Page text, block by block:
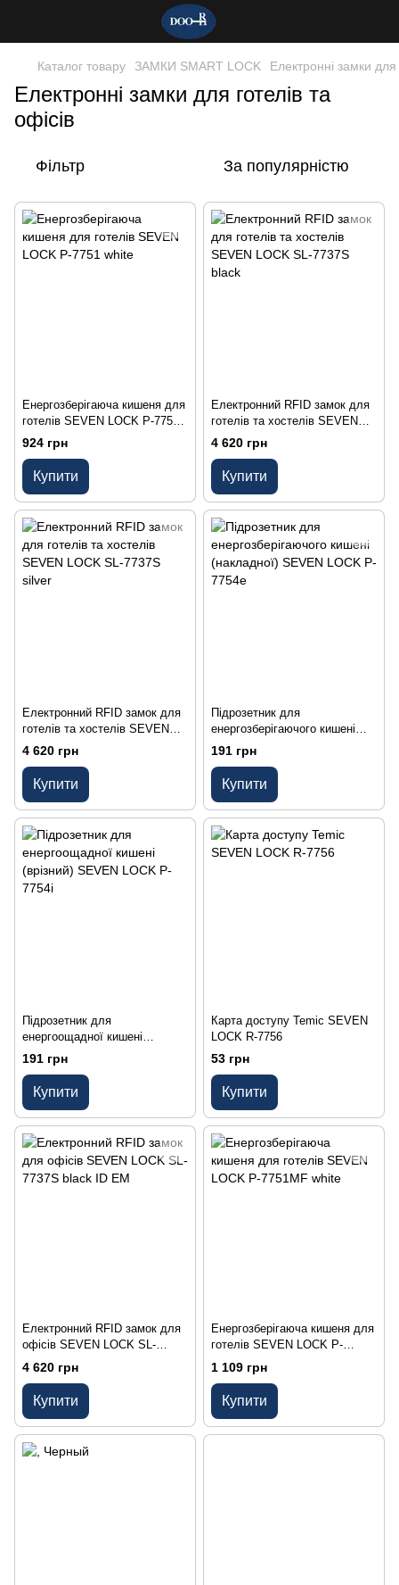
Каталог товару ЗАМКИ SMART LOCK Електронні замки для
Електронні замки для готелів та
офісів
Фільтр За популярністю
Енергозберігаюча кишеня для
готелів SEVEN LOCK P-7751
white
924 грн
Купити
Електронний RFID замок для
готелів та хостелів SEVEN
LOCK SL-7737S black
4 620 грн
Купити
Електронний RFID замок для
готелів та хостелів SEVEN
LOCK SL-7737S silver
4 620 грн
Купити
Підрозетник для
енергозберігаючого кишені
(накладної) SEVEN LOCK P-
191 грн
Купити
Підрозетник для
енергоощадної кишені
(врізний) SEVEN LOCK P-
191 грн
Купити
Карта доступу Temic SEVEN
LOCK R-7756
53 грн
Купити
Електронний RFID замок для
офісів SEVEN LOCK SL-
7737S black ID EM
4 620 грн
Купити
Енергозберігаюча кишеня для
готелів SEVEN LOCK P-
7751MF white
1 109 грн
Купити